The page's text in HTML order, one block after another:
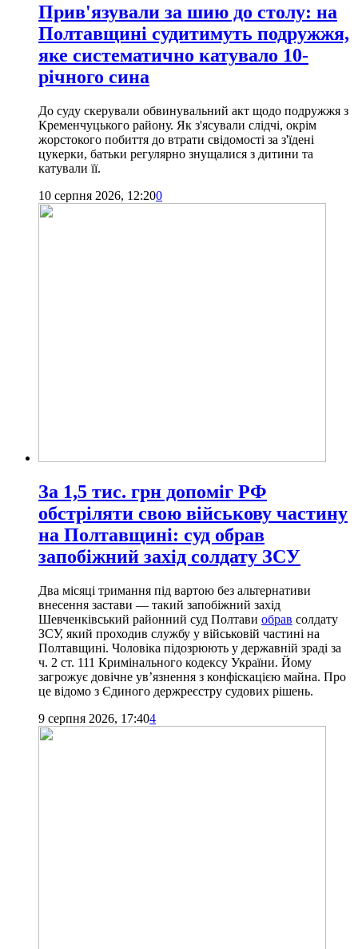
Прив'язували за шию до столу: на
Полтавщині судитимуть подружжя,
яке систематично катувало 10-
річного сина
До суду скерували обвинувальний акт щодо подружжя з
Кременчуцького району. Як з'ясували слідчі, окрім
жорстокого побиття до втрати свідомості за з'їдені
цукерки, батьки регулярно знущалися з дитини та
катували її.
10 серпня 2026, 12:200
За 1,5 тис. грн допоміг РФ
обстріляти свою військову частину
на Полтавщині: суд обрав
запобіжний захід солдату ЗСУ
Два місяці тримання під вартою без альтернативи
внесення застави — такий запобіжний захід
Шевченківський районний суд Полтави обрав солдату
ЗСУ, який проходив службу у військовій частині на
Полтавщині. Чоловіка підозрюють у державній зраді за
ч. 2 ст. 111 Кримінального кодексу України. Йому
загрожує довічне ув’язнення з конфіскацією майна. Про
це відомо з Єдиного держреєстру судових рішень.
9 серпня 2026, 17:404